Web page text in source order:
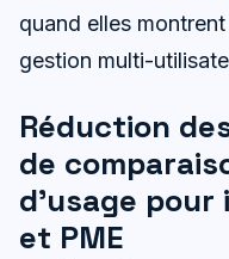
quand elles
gestion multi-
Réduction
de
d’usage pour
et PME